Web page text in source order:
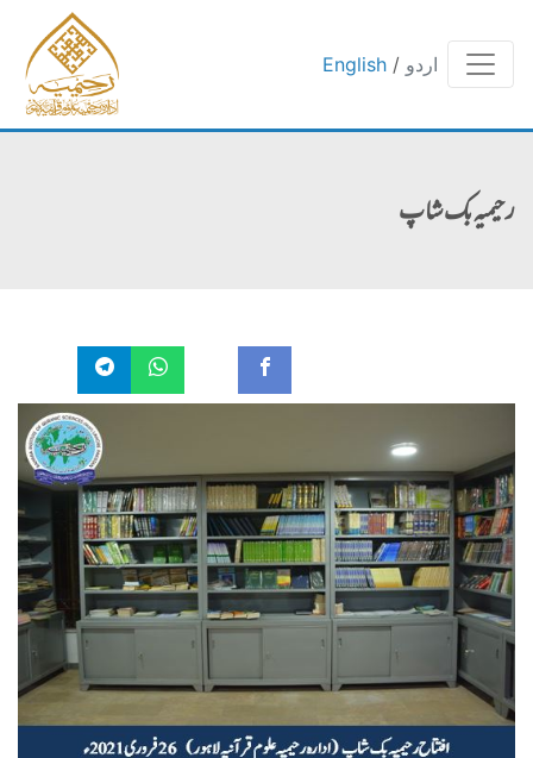
English / اردو
رحیمیہ بک شاپ